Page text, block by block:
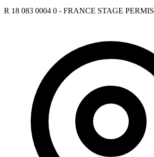
R 18 083 0004 0 - FRANCE STAGE PERMIS